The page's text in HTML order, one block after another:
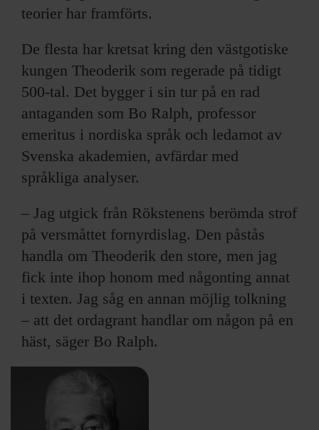
teorier har framförts.
De flesta har kretsat kring den västgotiske
kungen Theoderik som regerade på tidigt
500-tal. Det bygger i sin tur på en rad
antaganden som Bo Ralph, professor
emeritus i nordiska språk och ledamot av
Svenska akademien, avfärdar med
språkliga analyser.
– Jag utgick från Rökstenens berömda strof
på versmåttet fornyrdislag. Den påstås
handla om Theoderik den store, men jag
fick inte ihop honom med någonting annat
i texten. Jag såg en annan möjlig tolkning
– att det ordagrant handlar om någon på en
häst, säger Bo Ralph.